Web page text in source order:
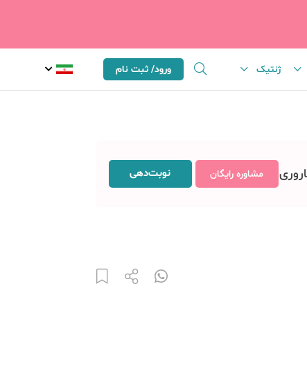
ژنتیک ورود/ ثبت نام
مشاوره رایگان نوبت‌دهی